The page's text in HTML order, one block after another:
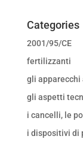
Categories
2001/95/CE
fertilizzanti
gli apparecchi
gli aspetti
i cancelli, le
i dispositivi di